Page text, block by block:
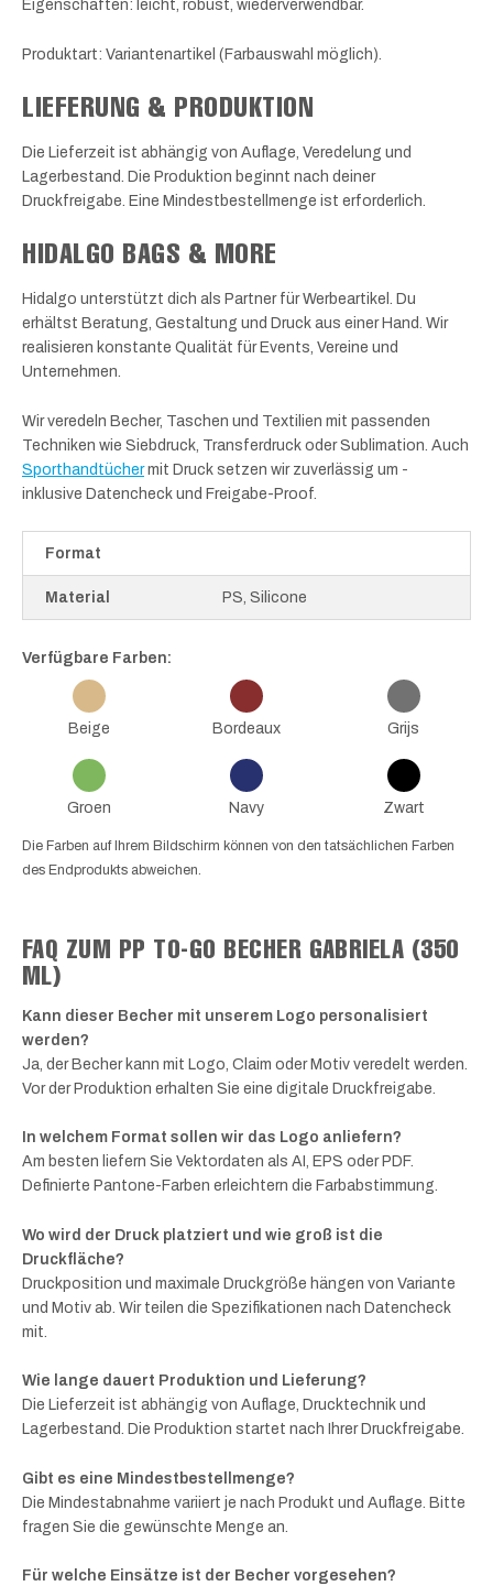
Eigenschaften: leicht, robust, wiederverwendbar.
Produktart: Variantenartikel (Farbauswahl möglich).
LIEFERUNG & PRODUKTION
Die Lieferzeit ist abhängig von Auflage, Veredelung und
Lagerbestand. Die Produktion beginnt nach deiner
Druckfreigabe. Eine Mindestbestellmenge ist erforderlich.
HIDALGO BAGS & MORE
Hidalgo unterstützt dich als Partner für Werbeartikel. Du
erhältst Beratung, Gestaltung und Druck aus einer Hand. Wir
realisieren konstante Qualität für Events, Vereine und
Unternehmen.
Wir veredeln Becher, Taschen und Textilien mit passenden
Techniken wie Siebdruck, Transferdruck oder Sublimation. Auch
Sporthandtüchermit Druck setzen wir zuverlässig um -
inklusive Datencheck und Freigabe-Proof.
Format
Material PS, Silicone
Verfügbare Farben:
Beige Bordeaux Grijs
Groen Navy Zwart
Die Farben auf Ihrem Bildschirm können von den tatsächlichen Farben
des Endprodukts abweichen.
FAQ ZUM PP TO-GO BECHER GABRIELA (350
ML)
Kann dieser Becher mit unserem Logo personalisiert
werden?
Ja, der Becher kann mit Logo, Claim oder Motiv veredelt werden.
Vor der Produktion erhalten Sie eine digitale Druckfreigabe.
In welchem Format sollen wir das Logo anliefern?
Am besten liefern Sie Vektordaten als AI, EPS oder PDF.
Definierte Pantone-Farben erleichtern die Farbabstimmung.
Wo wird der Druck platziert und wie groß ist die
Druckfläche?
Druckposition und maximale Druckgröße hängen von Variante
und Motiv ab. Wir teilen die Spezifikationen nach Datencheck
mit.
Wie lange dauert Produktion und Lieferung?
Die Lieferzeit ist abhängig von Auflage, Drucktechnik und
Lagerbestand. Die Produktion startet nach Ihrer Druckfreigabe.
Gibt es eine Mindestbestellmenge?
Die Mindestabnahme variiert je nach Produkt und Auflage. Bitte
fragen Sie die gewünschte Menge an.
Für welche Einsätze ist der Becher vorgesehen?